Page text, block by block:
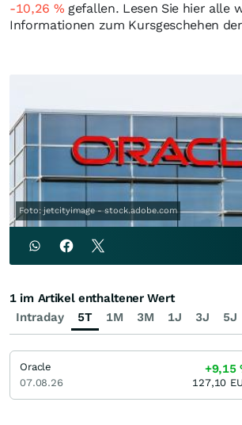
-10,26 % gefallen. Lesen Sie hier alle
Informationen zum Kursgeschehen
Foto: jetcityimage - stock.adobe.com
Intraday 5T 1M 3M 1J 3J 5J
1 im Artikel enthaltener Wert
Oracle
07.08.26
+9,15
127,10